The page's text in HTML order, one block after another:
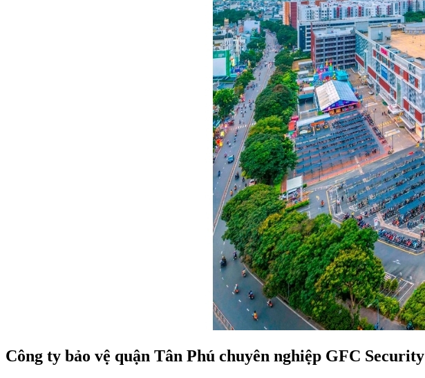
Công ty bảo vệ quận Tân Phú chuyên nghiệp GFC Security